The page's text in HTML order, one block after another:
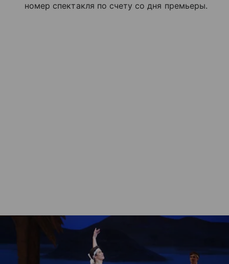
номер спектакля по счету со дня премьеры.